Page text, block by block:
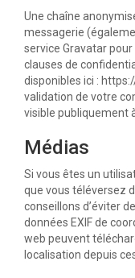
Une chaîne
messagerie
service Gravatar
clauses de
disponibles ici :
validation de votre
visible publiquement
Médias
Si vous êtes un
que vous téléversez
conseillons d’éviter
données EXIF de
web peuvent
localisation depuis